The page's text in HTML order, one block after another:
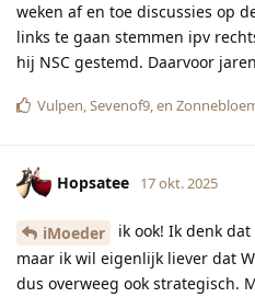
weken af en toe discussies op
links te gaan stemmen ipv
hij NSC gestemd. Daarvoor
Vulpen,Sevenof9, en
Hopsatee 17 okt. 2025
iMoeder
ik ook! Ik denk
maar ik wil eigenlijk liever dat
dus overweeg ook strategisch.